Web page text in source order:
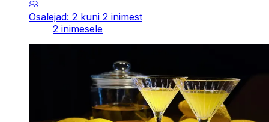
Osalejad: 2 kuni 2 inimest
2 inimesele